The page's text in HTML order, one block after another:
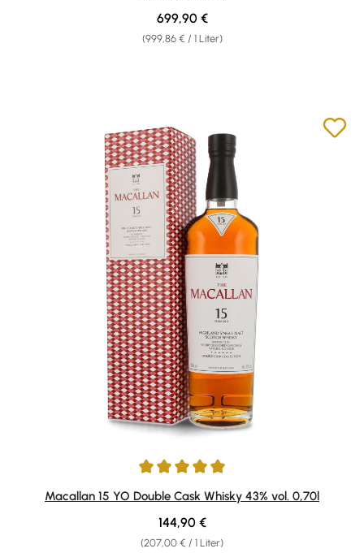
(999,86 € / 1 Liter)
Regulärer Preis:
699,90 €
Durchschnittliche Bewertung von 4.94 von 5 Sternen
Macallan 15 YO Double Cask Whisky 43% vol. 0,70l
(207,00 € / 1 Liter)
Regulärer Preis:
144,90 €